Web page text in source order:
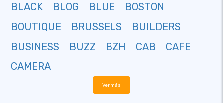
BLACK
BLOG BLUE
BOSTON
BOUTIQUE
BRUSSELS
BUILDERS
BUSINESS
BUZZ BZH CAB
CAFE
CAMERA
Ver más